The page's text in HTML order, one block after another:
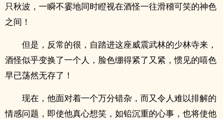
只秋波，一瞬不霎地同时瞪视在酒怪一往滑稽可笑的神色
之间！
但是，反常的很，自踏进这座威震武林的少林寺来，
酒怪似乎变换了一个人，脸色绷得紧了又紧，惯见的嘻色
早已荡然无存了！
现在，他面对着一个万分错杂，而又令人难以排解的
情感问题，即使他真心想笑，如铅沉重的心事，也将使他